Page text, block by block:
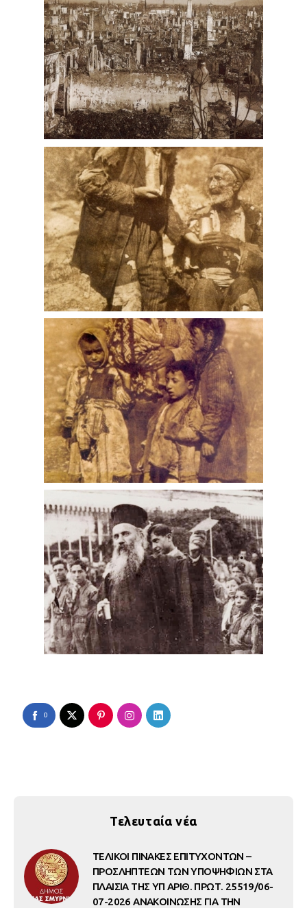
0
Τελευταία νέα
ΤΕΛΙΚΟΙ ΠΙΝΑΚΕΣ ΕΠΙΤΥΧΟΝΤΩΝ –
ΠΡΟΣΛΗΠΤΕΩΝ ΤΩΝ ΥΠΟΨΗΦΙΩΝ ΣΤΑ
ΠΛΑΙΣΙΑ ΤΗΣ ΥΠ ΑΡΙΘ. ΠΡΩΤ. 25519/06-
07-2026 ΑΝΑΚΟΙΝΩΣΗΣ ΓΙΑ ΤΗΝ